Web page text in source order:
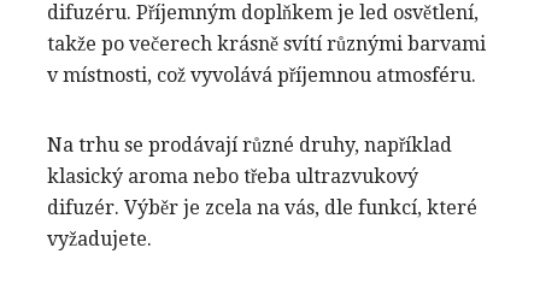
difuzéru. Příjemným doplňkem je led osvětlení,
takže po večerech krásně svítí různými barvami
v místnosti, což vyvolává příjemnou atmosféru.
Na trhu se prodávají různé druhy, například
klasický aroma nebo třeba ultrazvukový
difuzér. Výběr je zcela na vás, dle funkcí, které
vyžadujete.